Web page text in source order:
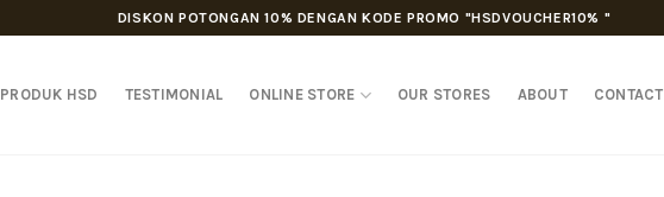
DISKON POTONGAN 10% DENGAN KODE PROMO "HSDVOUCHER10% "
PRODUK HSD TESTIMONIAL ONLINE STORE OUR STORES ABOUT CONTACT